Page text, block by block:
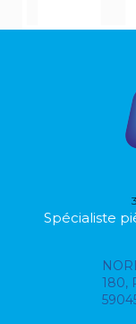
Spécialiste
180,